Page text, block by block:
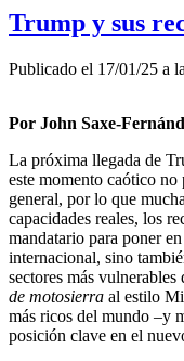
Trump y sus
Publicado el 17/01/25 a
Por John Saxe-
La próxima llegada de
este momento caótico no
general, por lo que
capacidades reales, los
mandatario para poner
internacional, sino
sectores más
de motosierra al estilo
más ricos del mundo –y
posición clave en el